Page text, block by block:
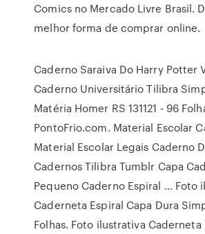
Comics no Mercado Livre Brasil.
melhor forma de comprar online.
Caderno Saraiva Do Harry Potter
Caderno Universitário Tilibra
Matéria Homer RS 131121 - 96
PontoFrio.com. Material Escolar
Material Escolar Legais Caderno
Cadernos Tilibra Tumblr Capa
Pequeno Caderno Espiral … Foto
Caderneta Espiral Capa Dura
Folhas. Foto ilustrativa Caderneta